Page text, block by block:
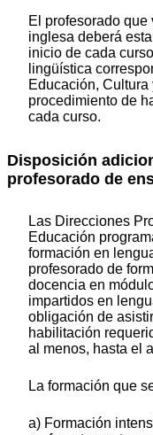
El profesorado
inglesa deberá
inicio de cada
lingüística
Educación,
procedimiento de
cada curso.
Disposición
profesorado de
Las Direcciones
Educación
formación en
profesorado de
docencia en
impartidos en
obligación de
habilitación
al menos, hasta el
La formación que
a) Formación